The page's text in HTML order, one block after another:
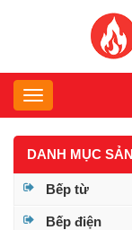
Toggle
navigation
DANH MỤC
Bếp từ
Bếp điện